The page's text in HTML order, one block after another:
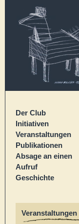
Der Club
Initiativen
Veranstaltungen
Publikationen
Absage an einen
Aufruf
Geschichte
Veranstaltungen